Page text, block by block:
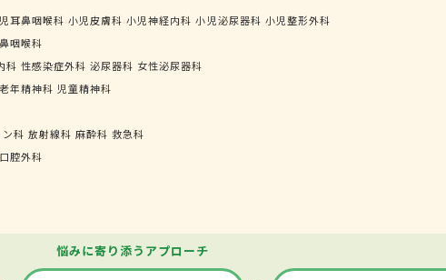
耳鼻咽喉科 小児皮膚科 小児神経内科 小児泌尿器科 小児整形外科
咽喉科
科 性感染症外科 泌尿器科 女性泌尿器科
老年精神科 児童精神科
科 放射線科 麻酔科 救急科
腔外科
悩みに寄り添うアプローチ